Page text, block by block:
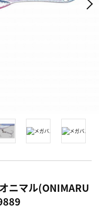
ニマル(ONIMARU